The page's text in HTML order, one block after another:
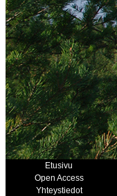
Etusivu
Open Access
Yhteystiedot